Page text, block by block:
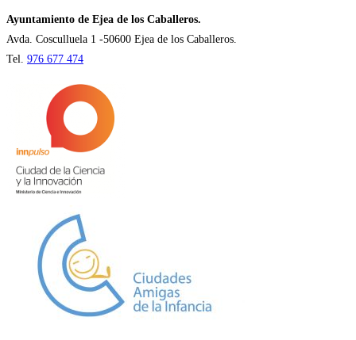
nueva
pestaña
Ayuntamiento de Ejea de los Caballeros.
Avda. Cosculluela 1 -50600 Ejea de los Caballeros.
Tel. 976 677 474